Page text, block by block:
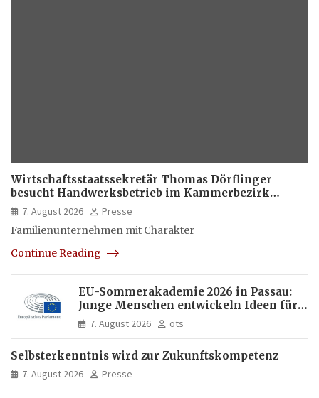
Wirtschaftsstaatssekretär Thomas Dörflinger
besucht Handwerksbetrieb im Kammerbezirk
Freiburg
7. August 2026
Presse
Familienunternehmen mit Charakter
Continue Reading
EU-Sommerakademie 2026 in Passau:
Junge Menschen entwickeln Ideen für
Europas Zukunft
7. August 2026 ots
Selbsterkenntnis wird zur Zukunftskompetenz
7. August 2026 Presse